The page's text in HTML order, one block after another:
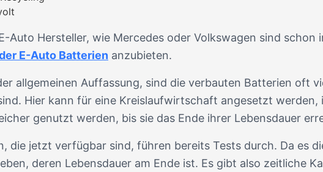
Auto Hersteller, wie Mercedes oder Volkswagen sind
E-Auto Batterien anzubieten.
allgemeinen Auffassung, sind die verbauten Batterien oft
Hier kann für eine Kreislaufwirtschaft angesetzt werden,
genutzt werden, bis sie das Ende ihrer Lebensdauer
die jetzt verfügbar sind, führen bereits Tests durch. Da es
deren Lebensdauer am Ende ist. Es gibt also zeitliche